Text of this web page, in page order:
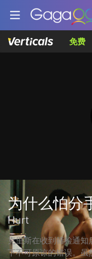
免费
为什么怕分
Hurt
克里斯在收到筛检通
下不可原谅的错误。虽